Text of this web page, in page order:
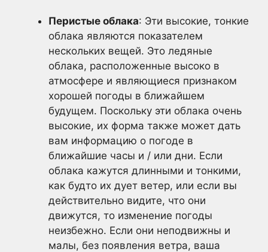
Перистые облака: Эти высокие, тонкие
облака являются показателем
нескольких вещей. Это ледяные
облака, расположенные высоко в
атмосфере и являющиеся признаком
хорошей погоды в ближайшем
будущем. Поскольку эти облака очень
высокие, их форма также может дать
вам информацию о погоде в
ближайшие часы и / или дни. Если
облака кажутся длинными и тонкими,
как будто их дует ветер, или если вы
действительно видите, что они
движутся, то изменение погоды
неизбежно. Если они неподвижны и
малы, без появления ветра, ваша